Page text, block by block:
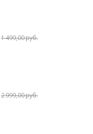
1 499,00 руб.
2 999,00 руб.